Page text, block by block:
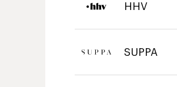
HHV
SUPPA